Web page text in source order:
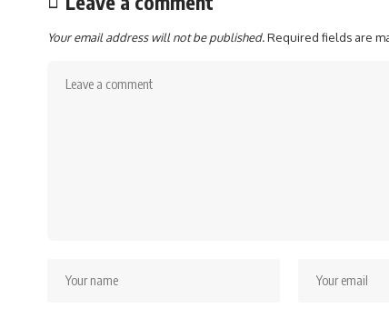
Your email address will not be published.Required fields are